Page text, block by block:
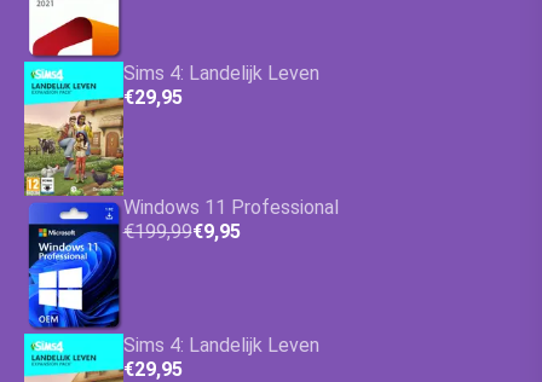
Sims 4: Landelijk Leven
€29,95
Windows 11 Professional
€199,99€9,95
Sims 4: Landelijk Leven
€29,95